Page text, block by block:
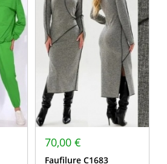
70,00 €
Faufilure C1683